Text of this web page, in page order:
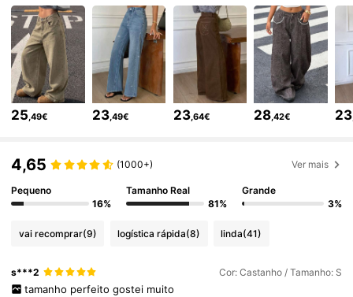
4,84 2M Seguidores
4,84 2M Seguidores
4,84 2M Seguidores
25 ,49€ 23 ,49€ 23,64€ 28 ,42€ 23
4,65 (1000+) Ver mais
Pequeno
16%
Tamanho Real
81%
Grande
3%
vai recomprar(9) logística rápida(8) linda(41)
s***2 Cor: Castanho / Tamanho: S
tamanho perfeito gostei muito